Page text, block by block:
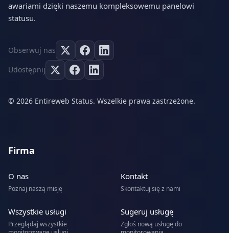
awariami dzięki naszemu kompleksowemu panelowi
statusu.
Obserwuj nas
Udostępnij
© 2026 Entireweb Status. Wszelkie prawa zastrzeżone.
Firma
O nas
Poznaj naszą misję
Kontakt
Skontaktuj się z nami
Wszystkie usługi
Przeglądaj wszystkie
Sugeruj usługę
Zgłoś nową usługę do